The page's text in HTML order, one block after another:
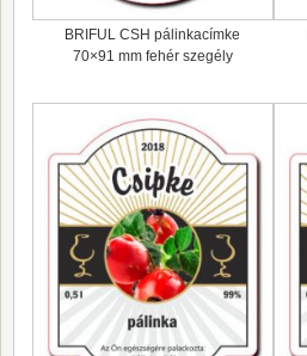
BRIFUL CSH pálinkacímke
70×91 mm fehér szegély